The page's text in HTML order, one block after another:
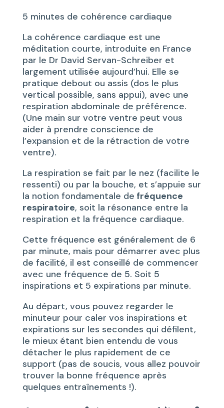
5 minutes de cohérence cardiaque
La cohérence cardiaque est une
méditation courte, introduite en France
par le Dr David Servan-Schreiber et
largement utilisée aujourd’hui. Elle se
pratique debout ou assis (dos le plus
vertical possible, sans appui), avec une
respiration abdominale de préférence.
(Une main sur votre ventre peut vous
aider à prendre conscience de
l’expansion et de la rétraction de votre
ventre).
La respiration se fait par le nez (facilite le
ressenti) ou par la bouche, et s’appuie sur
la notion fondamentale de fréquence
respiratoire, soit la résonance entre la
respiration et la fréquence cardiaque.
Cette fréquence est généralement de 6
par minute, mais pour démarrer avec plus
de facilité, il est conseillé de commencer
avec une fréquence de 5. Soit 5
inspirations et 5 expirations par minute.
Au départ, vous pouvez regarder le
minuteur pour caler vos inspirations et
expirations sur les secondes qui défilent,
le mieux étant bien entendu de vous
détacher le plus rapidement de ce
support (pas de soucis, vous allez pouvoir
trouver la bonne fréquence après
quelques entraînements !).